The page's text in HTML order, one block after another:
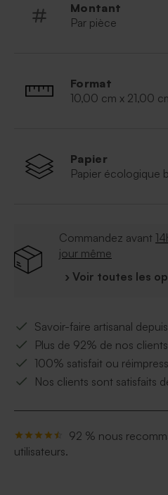
Montant
Par pièce
Format
10,00 cm x 21,00
Papier
Papier écologique
Commandez avant
jour même
› Voir toutes les
Savoir-faire artisanal
Plus de 92% de nos
100% satisfait ou
Nos clients sont satisfaits
92 % nous
utilisateurs.